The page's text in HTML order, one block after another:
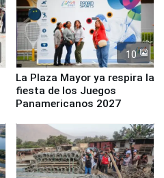
10
La Plaza Mayor ya respira la
fiesta de los Juegos
Panamericanos 2027